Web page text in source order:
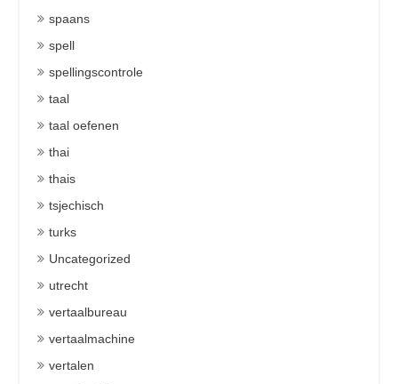
spaans
spell
spellingscontrole
taal
taal oefenen
thai
thais
tsjechisch
turks
Uncategorized
utrecht
vertaalbureau
vertaalmachine
vertalen